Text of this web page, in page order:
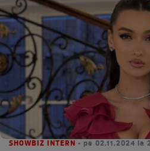
SHOWBIZ INTERN • pe 02.11.2024 la